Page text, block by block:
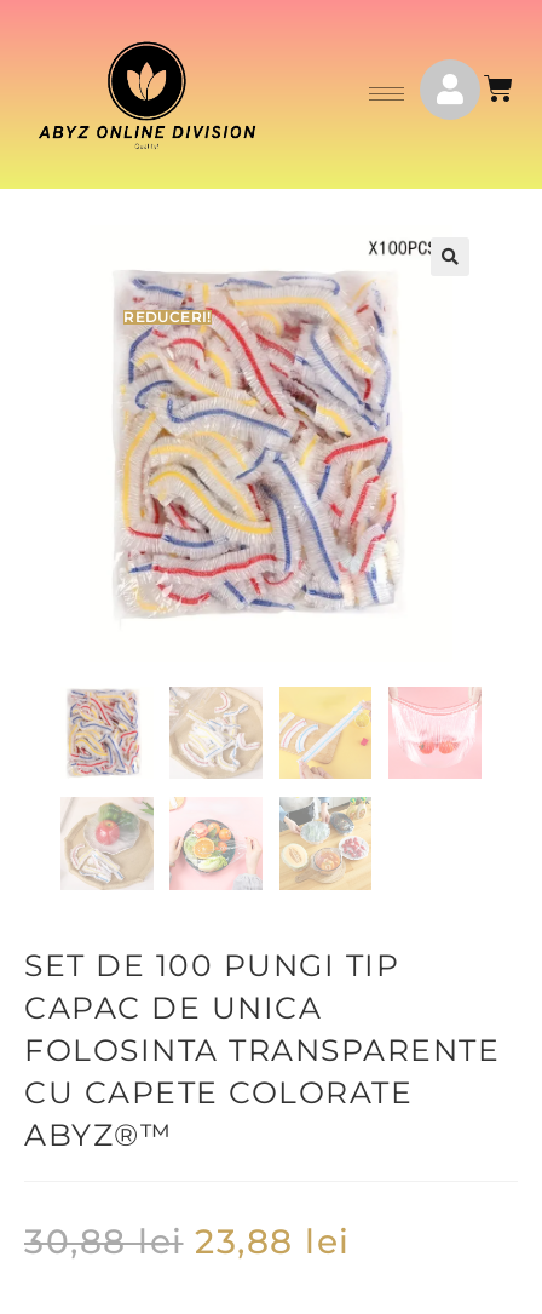
REDUCERI!
SET DE 100 PUNGI TIP
CAPAC DE UNICA
FOLOSINTA TRANSPARENTE
CU CAPETE COLORATE
ABYZ®™
30,88lei 23,88 lei